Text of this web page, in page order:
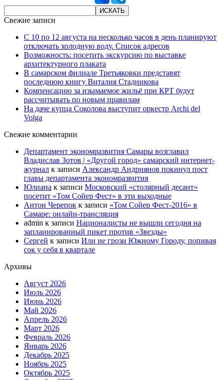
Свежие записи
С 10 по 12 августа на несколько часов в день планируют
отключать холодную воду. Список адресов
Возможность: посетить экскурсию по выставке
архитектурного плаката
В самарском филиале Третьяковки представят
последнюю книгу Виталия Стадникова
Компенсацию за изымаемое жильё при КРТ будут
рассчитывать по новым правилам
На даче купца Соколова выступит оркестр Archi del
Volga
Свежие комментарии
Департамент экономразвития Самары возглавил
Владислав Зотов | «Другой город» самарский интернет-
журнал к записи Александр Андриянов покинул пост
главы департамента экономразвития
Юлиана к записи Московский «столярный десант»
посетит «Том Сойер Фест» в эти выходные
Антон Черепок к записи «Том Сойер Фест-2016» в
Самаре: онлайн-трансляция
admin к записи Националисты не вышли сегодня на
запланированный пикет против «Звезды»
Сергей к записи Или не грози Южному Городу, попивая
сок у себя в квартале
Архивы
Август 2026
Июль 2026
Июнь 2026
Май 2026
Апрель 2026
Март 2026
Февраль 2026
Январь 2026
Декабрь 2025
Ноябрь 2025
Октябрь 2025